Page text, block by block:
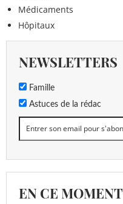
Médicaments
Hôpitaux
NEWSLETTERS
Famille
Astuces de la rédac
EN CE MOMENT